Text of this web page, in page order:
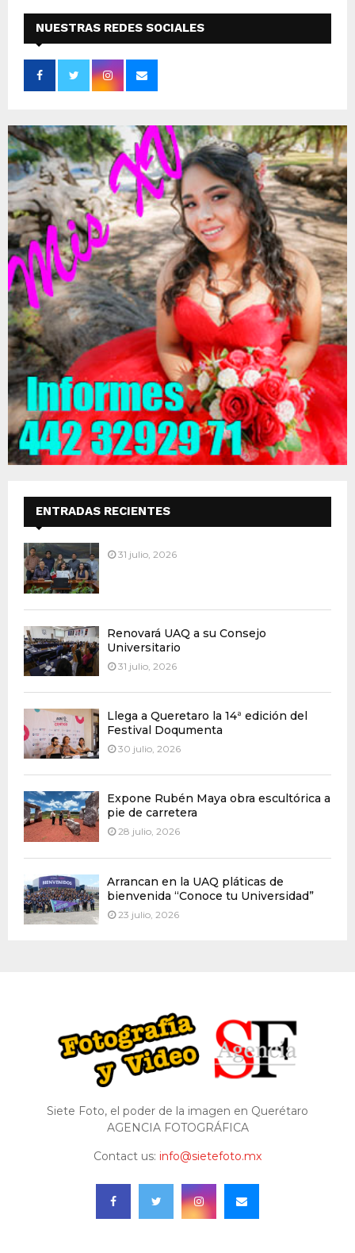
NUESTRAS REDES SOCIALES
ENTRADAS RECIENTES
31 julio, 2026
Renovará UAQ a su Consejo
Universitario
31 julio, 2026
Llega a Queretaro la 14ª edición del
Festival Doqumenta
30 julio, 2026
Expone Rubén Maya obra escultórica a
pie de carretera
28 julio, 2026
Arrancan en la UAQ pláticas de
bienvenida “Conoce tu Universidad”
23 julio, 2026
Siete Foto, el poder de la imagen en Querétaro
AGENCIA FOTOGRÁFICA
Contact us: info@sietefoto.mx